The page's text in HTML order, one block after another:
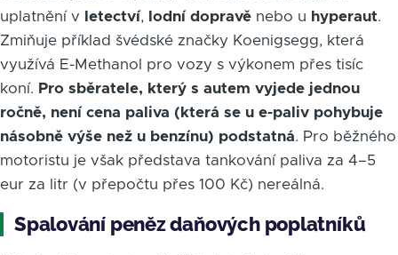
uplatnění v
letectví, lodní dopravě nebo u hyperaut.
Zmiňuje příklad švédské značky Koenigsegg, která
využívá E-Methanol pro vozy s výkonem přes tisíc
koní. Pro sběratele, který s autem vyjede jednou
ročně, není cena paliva (která se u e-paliv pohybuje
násobně výše než u benzínu) podstatná. Pro běžného
motoristu je však představa tankování paliva za 4–5
eur za litr (v přepočtu přes 100 Kč) nereálná.
Spalování peněz daňových poplatníků